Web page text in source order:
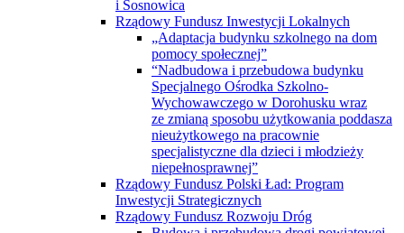
i Sosnowica
Rządowy Fundusz Inwestycji Lokalnych
„Adaptacja budynku szkolnego na dom
pomocy społecznej”
“Nadbudowa i przebudowa budynku
Specjalnego Ośrodka Szkolno-
Wychowawczego w Dorohusku wraz
ze zmianą sposobu użytkowania poddasza
nieużytkowego na pracownie
specjalistyczne dla dzieci i młodzieży
niepełnosprawnej”
Rządowy Fundusz Polski Ład: Program
Inwestycji Strategicznych
Rządowy Fundusz Rozwoju Dróg